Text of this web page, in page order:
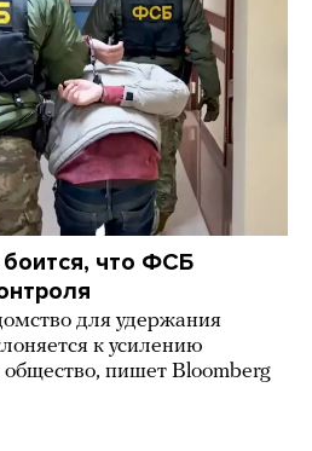
боится, что ФСБ
для удержания
к усилению
общество, пишет Bloomberg